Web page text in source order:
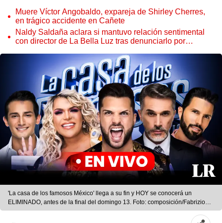
Muere Víctor Angobaldo, expareja de Shirley Cherres,
en trágico accidente en Cañete
Naldy Saldaña aclara si mantuvo relación sentimental
con director de La Bella Luz tras denunciarlo por
'La casa de los famosos México' llega a su fin y HOY se conocerá un
ELIMINADO, antes de la final del domingo 13. Foto: composición/Fabrizio
Oviedo-La República